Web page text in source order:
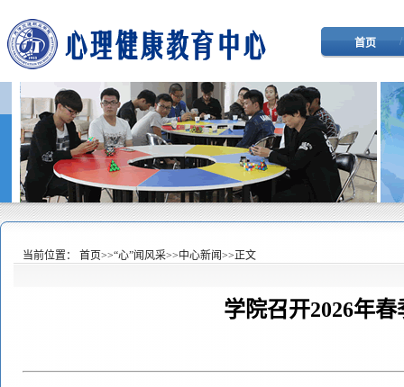
首页 /
当前位置： 首页>>“心”闻风采>>中心新闻>>正文
学院召开2026年